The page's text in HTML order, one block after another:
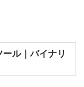
ル｜バイナリ